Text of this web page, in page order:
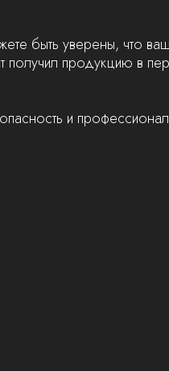
быть уверены, что
продукцию в
и